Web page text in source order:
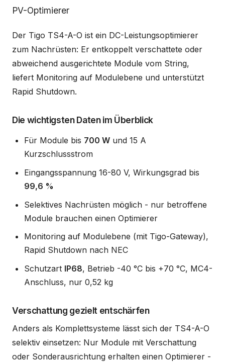
Beschreibung
PV-Optimierer
Der Tigo TS4-A-O ist ein DC-Leistungsoptimierer
zum Nachrüsten: Er entkoppelt verschattete oder
abweichend ausgerichtete Module vom String,
liefert Monitoring auf Modulebene und unterstützt
Rapid Shutdown.
Die wichtigsten Daten im Überblick
Für Module bis 700 W und 15 A
Kurzschlussstrom
Eingangsspannung 16-80 V, Wirkungsgrad bis
99,6 %
Selektives Nachrüsten möglich - nur betroffene
Module brauchen einen Optimierer
Monitoring auf Modulebene (mit Tigo-Gateway),
Rapid Shutdown nach NEC
Schutzart IP68, Betrieb -40 °C bis +70 °C, MC4-
Anschluss, nur 0,52 kg
Verschattung gezielt entschärfen
Anders als Komplettsysteme lässt sich der TS4-A-O
selektiv einsetzen: Nur Module mit Verschattung
oder Sonderausrichtung erhalten einen Optimierer -